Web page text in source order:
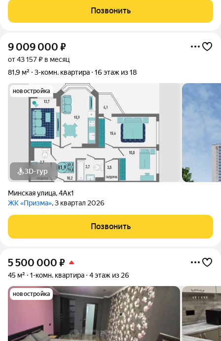
выполнен косметический ремонт. В подарок новым
собственникам может остаться вся
Позвонить
9 009 000 ₽
от 43 157 ₽ в месяц
81,9 м²
3-комн. квартира 16 этаж из 18
новостройка
3D-тур
Минская улица,4Ак1
ЖК «Призма», 3 квартал 2026
Позвонить
5 500 000 ₽
45 м² 1-комн. квартира 4 этаж из 26
новостройка